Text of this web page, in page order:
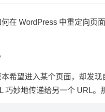
在 WordPress 中重定向页
希望进入某个页面，却发
巧妙地传递给另一个 URL。